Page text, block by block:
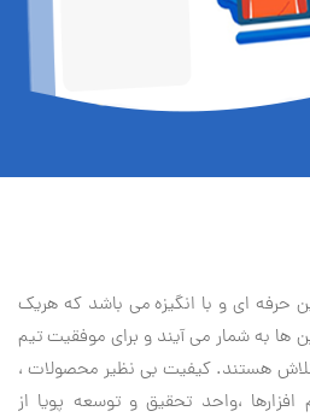
ای و با انگیزه می باشد که هریک
ها به شمار می آیند و برای موفقیت تيم
هستند. کیفیت بی نظير محصولات ،
افزارها ،واحد تحقیق و توسعه پویا از